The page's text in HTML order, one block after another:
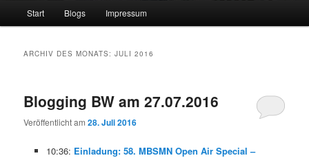
Start Blogs Impressum
ARCHIV DES MONATS:JULI 2016
Blogging BW am 27.07.2016
Veröffentlicht am28. Juli 2016
10:36: Einladung: 58. MBSMN Open Air Special –